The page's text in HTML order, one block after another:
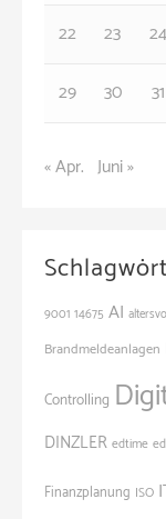
22
23 24
29
30 31
« Apr. Juni »
9001 14675 AI
Brandmeldeanlagen
Controlling
DINZLER edtime
Finanzplanung ISO